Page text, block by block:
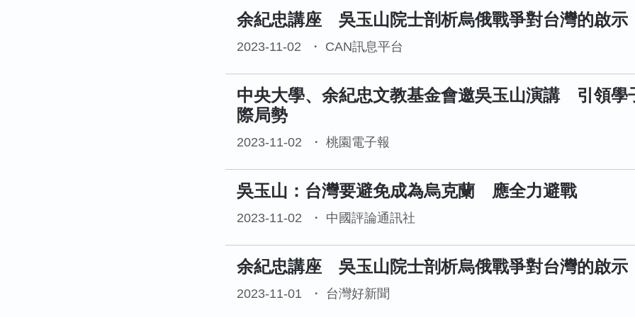
余紀忠講座 吳玉山院士剖析烏俄戰爭對台灣的啟示
2023-11-02 CAN訊息平台
中央大學、余紀忠文教基金會邀吳玉山演講 引領學
際局勢
2023-11-02 桃園電子報
吳玉山：台灣要避免成為烏克蘭 應全力避戰
2023-11-02 中國評論通訊社
余紀忠講座 吳玉山院士剖析烏俄戰爭對台灣的啟示
2023-11-01 台灣好新聞